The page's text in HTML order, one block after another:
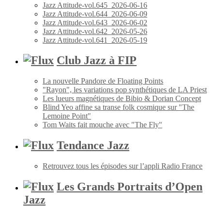
Jazz Attitude-vol.645_2026-06-16
Jazz Attitude-vol.644_2026-06-09
Jazz Attitude-vol.643_2026-06-02
Jazz Attitude-vol.642_2026-05-26
Jazz Attitude-vol.641_2026-05-19
Club Jazz à FIP
La nouvelle Pandore de Floating Points
"Rayon", les variations pop synthétiques de LA Priest
Les lueurs magnétiques de Bibio & Dorian Concept
Blind Yeo affine sa transe folk cosmique sur "The
Lemoine Point"
Tom Waits fait mouche avec "The Fly"
Tendance Jazz
Retrouvez tous les épisodes sur l’appli Radio France
Les Grands Portraits d’Open
Jazz